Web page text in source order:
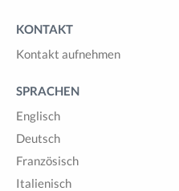
KONTAKT
Kontakt aufnehmen
SPRACHEN
Englisch
Deutsch
Französisch
Italienisch